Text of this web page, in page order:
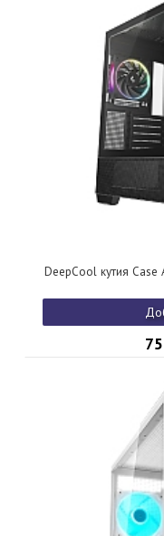
DeepCool кутия Case
75